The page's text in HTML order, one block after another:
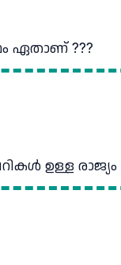
ഏതാണ് ???
ഉള്ള